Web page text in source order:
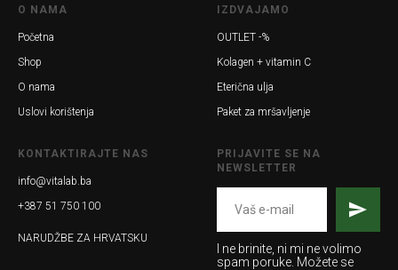
O NAMA
Početna
Shop
O nama
Uslovi korištenja
IZDVAJAMO
OUTLET -%
Kolagen + vitamin C
Eterična ulja
Paket za mršavljenje
KONTAKTIRAJTE NAS
info@vitalab.ba
+387 51 750 100
NARUDŽBE ZA HRVATSKU
PRIJAVITE SE NA
NEWSLETTER
I ne brinite, ni mi ne volimo
spam poruke. Možete se